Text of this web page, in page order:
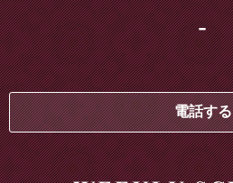
-
電話する